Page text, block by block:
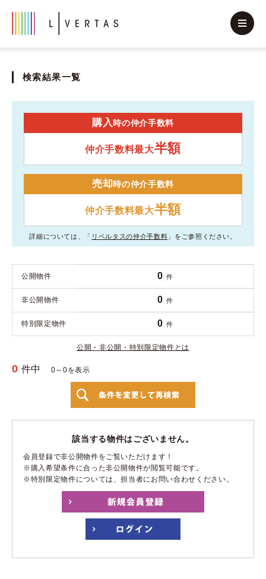
検索結果一覧
購入時の仲介手数料
仲介手数料最大半額
売却時の仲介手数料
仲介手数料最大半額
詳細については、「 リベルタスの仲介手数料 」をご参照ください。
公開物件 0 件
非公開物件 0 件
特別限定物件 0 件
公開・非公開・特別限定物件とは
0 件中 0～0を表示
該当する物件はございません。
会員登録で非公開物件をご覧いただけます！
※購入希望条件に合った非公開物件が閲覧可能です。
※特別限定物件については、担当者にお問い合わせください。